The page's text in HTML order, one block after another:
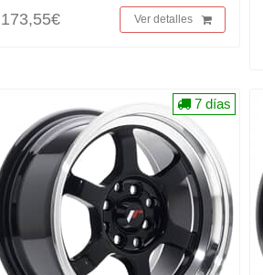
173,55€
Ver detalles
7 días